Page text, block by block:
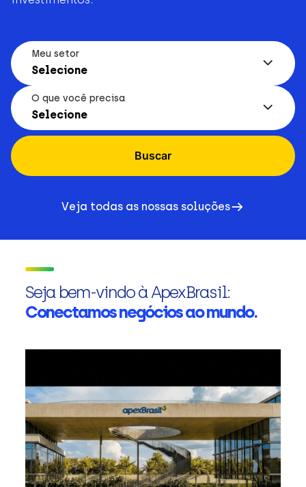
Meu setor
Selecione
O que você precisa
Selecione
Buscar
Veja todas as nossas soluções
Seja bem-vindo à ApexBrasil:
Conectamos negócios ao mundo.